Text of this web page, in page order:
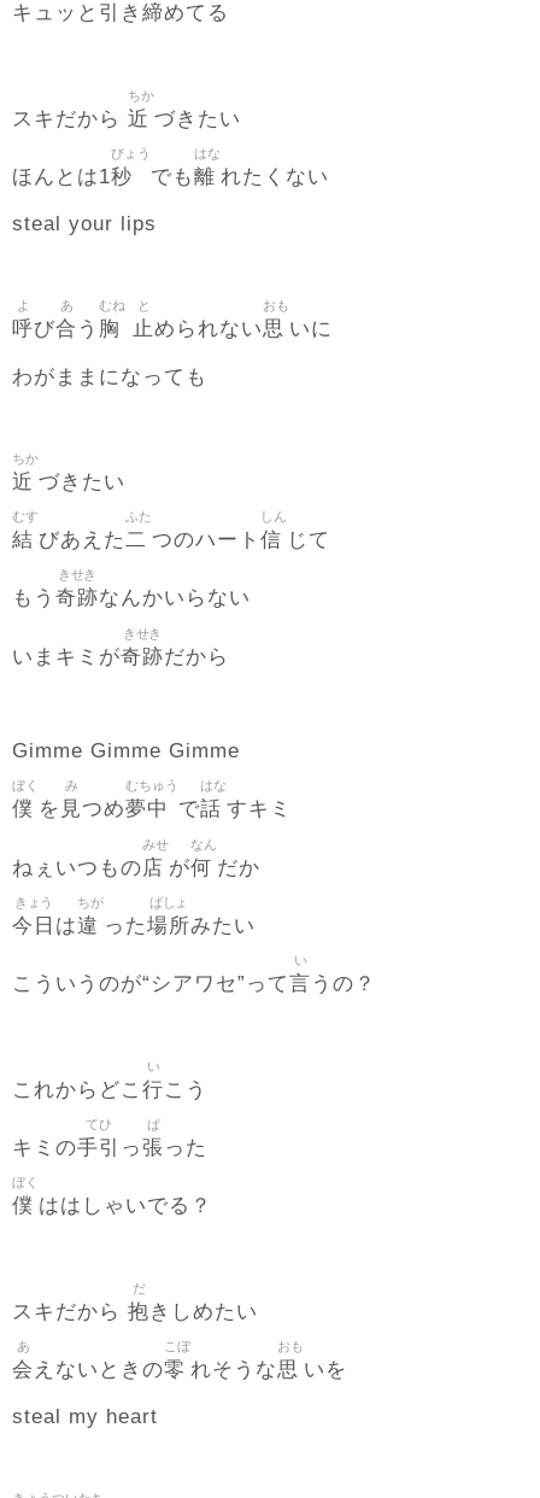
キュッと 引 き 締めてる
スキだから 近
ちか
づきたい
ほんとは1秒
びょう
でも離
はな
れたくない
steal your lips
呼
よ
び合
あ
う 胸
むね
止
と
められない思
おも
いに
わがままになっても
近
ちか
づきたい
結
むす
びあえた二
ふた
つのハート 信
しん
じて
もう 奇跡
きせき
なんかいらない
いまキミが奇跡
きせき
だから
Gimme Gimme Gimme
僕
ぼく
を 見
み
つめ夢中
むちゅう
で話
はな
すキミ
ねぇいつもの店
みせ
が何
なん
だか
今日
きょう
は違
ちが
った場所
ばしょ
みたい
こういうのが“シアワセ”って言
い
うの？
これからどこ 行
い
こう
キミの手引
てひ
っ張
ぱ
った
僕
ぼく
ははしゃいでる？
スキだから 抱
だ
きしめたい
会
あ
えないときの零
こぼ
れそうな思
おも
いを
steal my heart